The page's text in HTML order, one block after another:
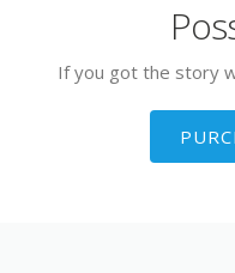
If you got the story